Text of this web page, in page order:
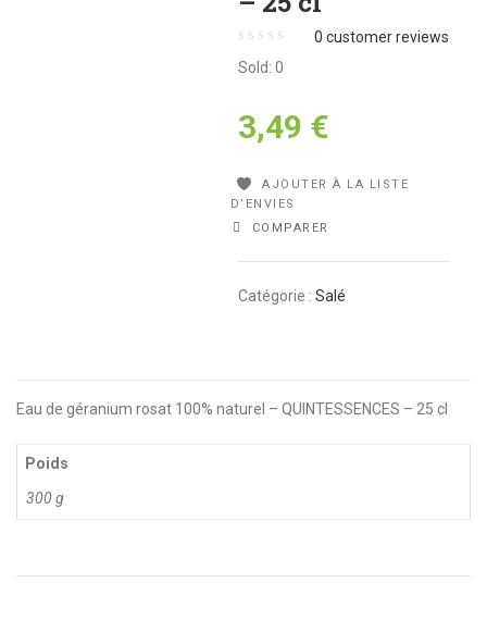
0 customer reviews
Sold: 0
3,49 €
AJOUTER À LA LISTE
D’ENVIES
COMPARER
Catégorie : Salé
Eau de géranium rosat 100% naturel – QUINTESSENCES – 25 cl
Poids
300 g